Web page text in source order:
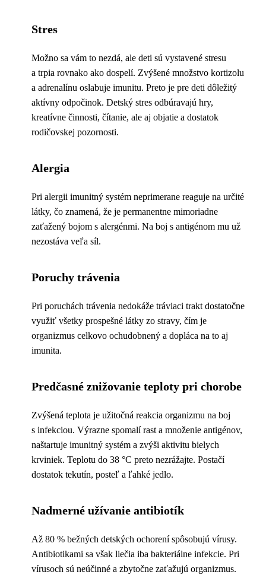
Stres
Možno sa vám to nezdá, ale deti sú vystavené stresu
a trpia rovnako ako dospelí. Zvýšené množstvo kortizolu
a adrenalínu oslabuje imunitu. Preto je pre deti dôležitý
aktívny odpočinok. Detský stres odbúravajú hry,
kreatívne činnosti, čítanie, ale aj objatie a dostatok
rodičovskej pozornosti.
Alergia
Pri alergii imunitný systém neprimerane reaguje na určité
látky, čo znamená, že je permanentne mimoriadne
zaťažený bojom s alergénmi. Na boj s antigénom mu už
nezostáva veľa síl.
Poruchy trávenia
Pri poruchách trávenia nedokáže tráviaci trakt dostatočne
využiť všetky prospešné látky zo stravy, čím je
organizmus celkovo ochudobnený a dopláca na to aj
imunita.
Predčasné znižovanie teploty pri chorobe
Zvýšená teplota je užitočná reakcia organizmu na boj
s infekciou. Výrazne spomalí rast a množenie antigénov,
naštartuje imunitný systém a zvýši aktivitu bielych
krviniek. Teplotu do 38 °C preto nezrážajte. Postačí
dostatok tekutín, posteľ a ľahké jedlo.
Nadmerné užívanie antibiotík
Až 80 % bežných detských ochorení spôsobujú vírusy.
Antibiotikami sa však liečia iba bakteriálne infekcie. Pri
vírusoch sú neúčinné a zbytočne zaťažujú organizmus.